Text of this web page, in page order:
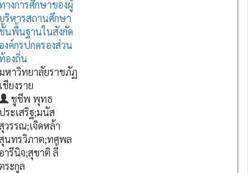
างการศึกษาของผู้
ริหารสถานศึกษา
นพื้นฐานในสังกัด
องค์กรปกครองส่วน
องถิ่น
หาวิทยาลัยราชภัฏ
เชียงราย
ชูชีพ พุทธ
ระเสริฐ;มนัส
วรรณ;เจิดหล้า
นทรวิภาต;ทศพล
อารีนิจ;สุชาติ ลี้
ระกูล